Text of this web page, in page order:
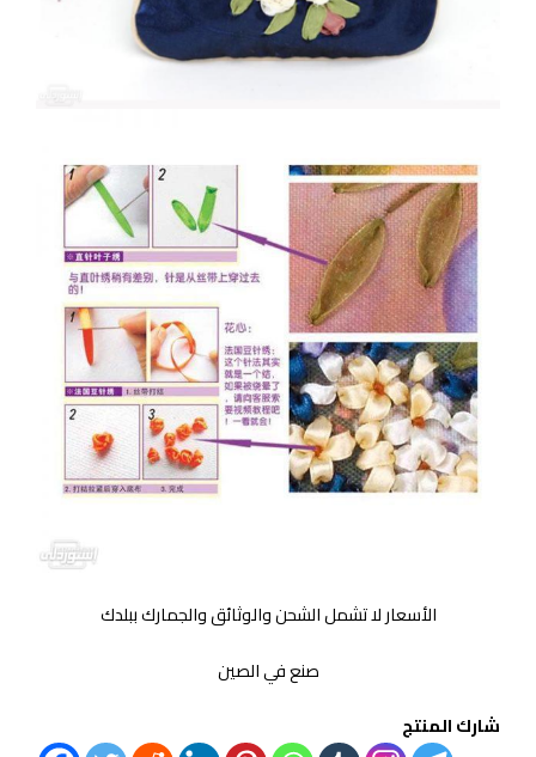
الأسعار لا تشمل الشحن والوثائق والجمارك ببلدك
صنع في الصين
شارك المنتج